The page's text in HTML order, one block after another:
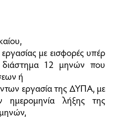
με εισφορές υπέρ
12 μηνών που
ή
εργασία της ΔΥΠΑ, με
ημερομηνία λήξης της